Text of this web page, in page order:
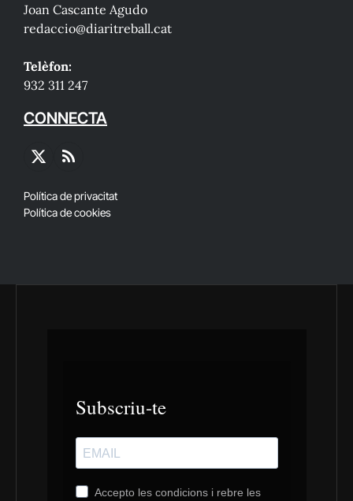
Joan Cascante Agudo
redaccio@diaritreball.cat
Telèfon:
932 311 247
CONNECTA
X
RSS
Política de privacitat
Política de cookies